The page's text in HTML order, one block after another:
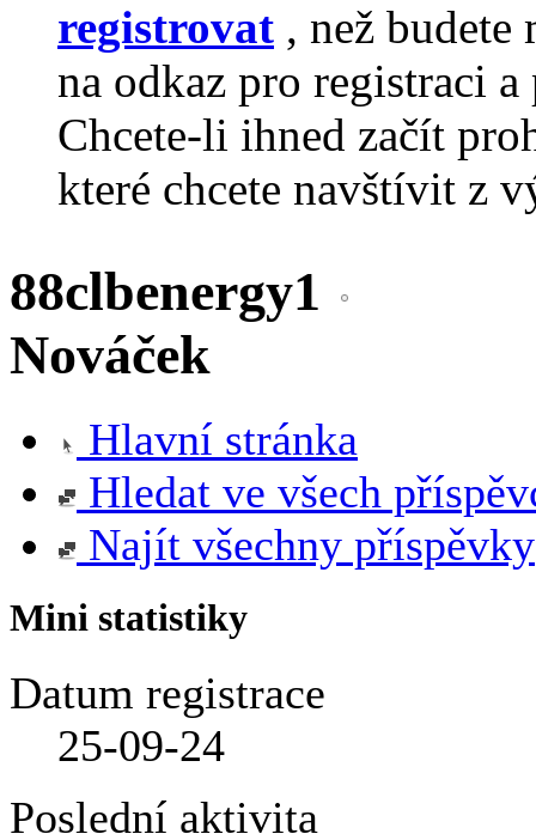
registrovat , než
na odkaz pro registraci
Chcete-li ihned začít
které chcete navštívit z
88clbenergy1
Nováček
Hlavní stránka
Hledat ve všech
Najít všechny příspěvky
Mini statistiky
Datum registrace
25-09-24
Poslední aktivita